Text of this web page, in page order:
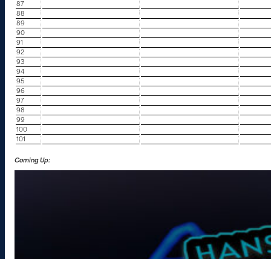
87
88
89
90
91
92
93
94
95
96
97
98
99
100
101
Coming Up: